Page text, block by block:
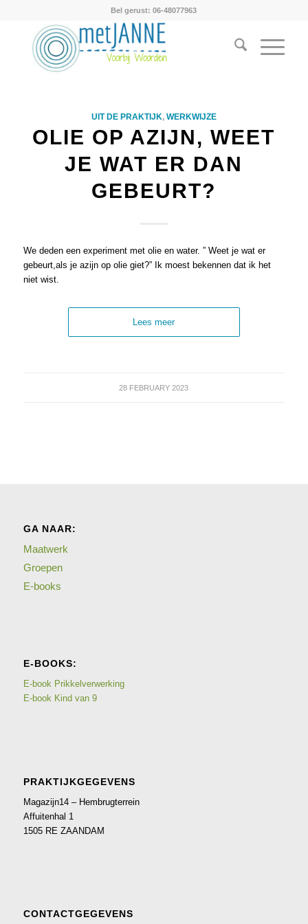
Bel gerust: 06-48077963
UIT DE PRAKTIJK, WERKWIJZE
OLIE OP AZIJN, WEET
JE WAT ER DAN
GEBEURT?
We deden een experiment met olie en water. ” Weet je wat er
gebeurt,als je azijn op olie giet?” Ik moest bekennen dat ik het
niet wist.
Lees meer
28 FEBRUARY 2023
GA NAAR:
Maatwerk
Groepen
E-books
E-BOOKS:
E-book Prikkelverwerking
E-book Kind van 9
PRAKTIJKGEGEVENS
Magazijn14 – Hembrugterrein
Affuitenhal 1
1505 RE ZAANDAM
CONTACTGEGEVENS